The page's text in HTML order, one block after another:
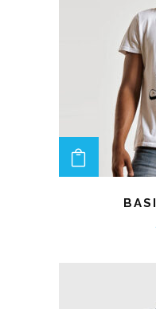
ADD TO